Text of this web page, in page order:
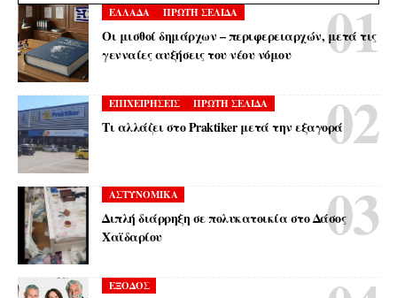
ΕΛΛΑΔΑ ΠΡΩΤΗ ΣΕΛΙΔΑ
Οι μισθοί δημάρχων – περιφερειαρχών, μετά τις
γενναίες αυξήσεις του νέου νόμου
ΕΠΙΧΕΙΡΗΣΕΙΣ ΠΡΩΤΗ ΣΕΛΙΔΑ
Τι αλλάζει στο Praktiker μετά την εξαγορά
ΑΣΤΥΝΟΜΙΚΑ
Διπλή διάρρηξη σε πολυκατοικία στο Δάσος
Χαϊδαρίου
ΕΞΟΔΟΣ